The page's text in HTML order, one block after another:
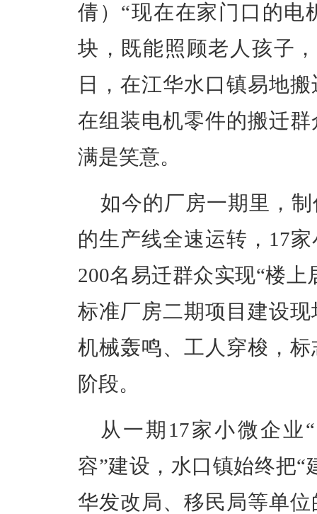
倩）“现在在家门口的电
块，既能照顾老人孩子
日，在江华水口镇易地
在组装电机零件的搬迁
满是笑意。
如今的厂房一期里，
的生产线全速运转，17
200名易迁群众实现“楼
标准厂房二期项目建设
机械轰鸣、工人穿梭，
阶段。
从一期17家小微企业
容”建设，水口镇始终把
华发改局、移民局等单